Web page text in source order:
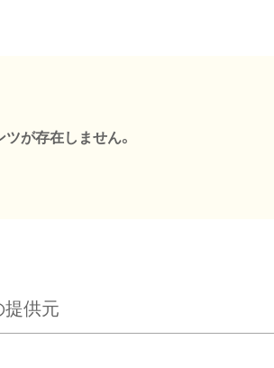
が存在しません。
提供元